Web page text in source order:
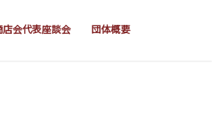
店会代表座談会 団体概要